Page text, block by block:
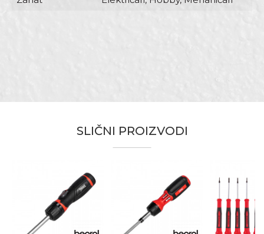
POŠALJI
SLIČNI PROIZVODI